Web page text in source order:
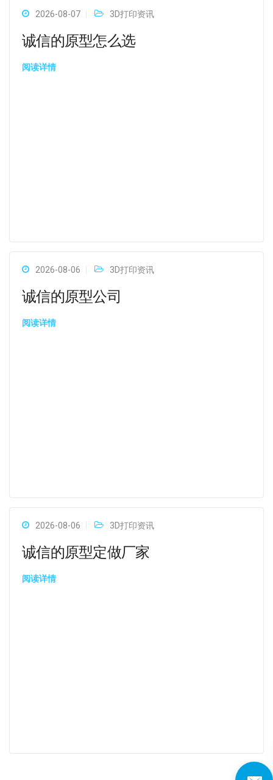
2026-08-07 3D打印资讯
诚信的原型怎么选
阅读详情
2026-08-06 3D打印资讯
诚信的原型公司
阅读详情
2026-08-06 3D打印资讯
诚信的原型定做厂家
阅读详情